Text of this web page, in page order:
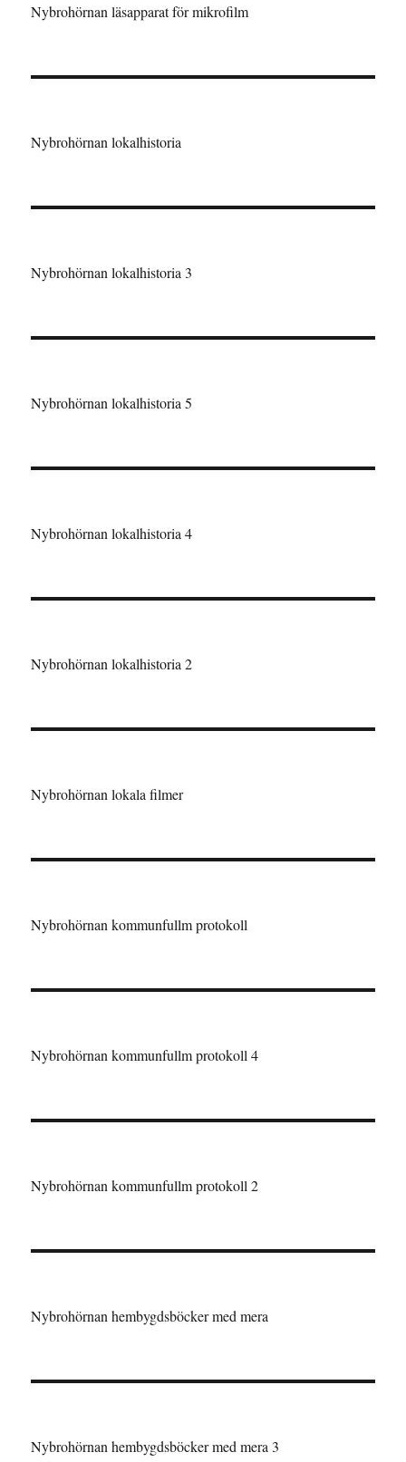
Nybrohörnan läsapparat för mikrofilm
Nybrohörnan lokalhistoria
Nybrohörnan lokalhistoria 3
Nybrohörnan lokalhistoria 5
Nybrohörnan lokalhistoria 4
Nybrohörnan lokalhistoria 2
Nybrohörnan lokala filmer
Nybrohörnan kommunfullm protokoll
Nybrohörnan kommunfullm protokoll 4
Nybrohörnan kommunfullm protokoll 2
Nybrohörnan hembygdsböcker med mera
Nybrohörnan hembygdsböcker med mera 3